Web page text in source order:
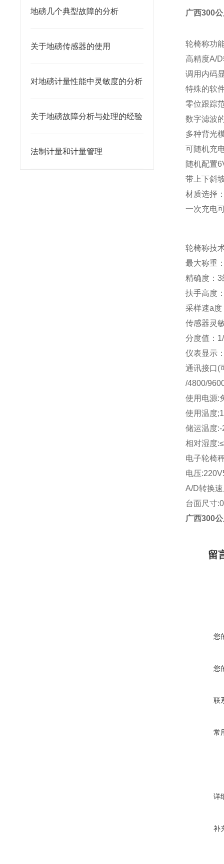
地磅几个典型故障的分析
关于地磅传感器的使用
对地磅计量性能中灵敏度的分析
关于地磅故障分析与处理的经验
法制计量和计量管理
广西300
轮椅称功
高精度A/
调用内码
特殊的软
零位跟踪
数字滤波
多种背光
可随机充
随机配置
带上下斜
材质选择
一次充电
轮椅称技
最大称重
精确度：
扶手高度
采样速a
传感器灵
分度值：
仪表显示
通讯接口(
/4800/
使用电源:
使用温度
储运温度:-
相对湿度
电子轮椅
电压
A/D转换
台面尺寸
广西300
留
您
您
联
常
详
补